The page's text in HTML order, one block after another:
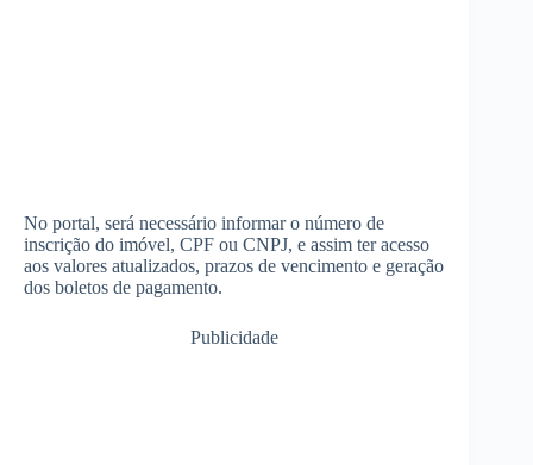
No portal, será necessário informar o número de
inscrição do imóvel, CPF ou CNPJ, e assim ter acesso
aos valores atualizados, prazos de vencimento e geração
dos boletos de pagamento.
Publicidade